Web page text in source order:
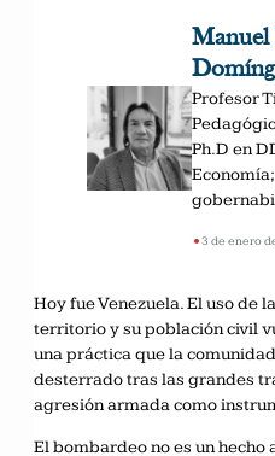
Manuel
Profesor
Ph.D en
•3 de enero
Hoy fue Venezuela. El uso de
territorio y su población civil
una práctica que la
desterrado tras las grandes
agresión armada como
El bombardeo no es un hecho